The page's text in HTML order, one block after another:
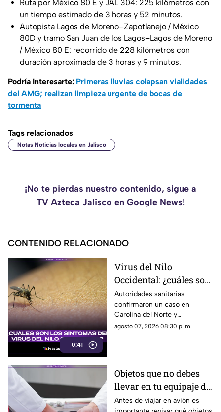
Ruta por México 80 E y JAL 304: 225 kilómetros con
un tiempo estimado de 3 horas y 52 minutos.
Autopista Lagos de Moreno–Zapotlanejo / México
80D y tramo San Juan de los Lagos–Lagos de Moreno
/ México 80 E: recorrido de 228 kilómetros con
duración aproximada de 3 horas y 9 minutos.
Podría Interesarte: Primeras lluvias colapsan vialidades
del AMG; realizan limpieza urgente de bocas de
tormenta
Tags relacionados
Notas Noticias locales en Jalisco
¡No te pierdas nuestro contenido, sigue a
TV Azteca Jalisco en Google News!
CONTENIDO RELACIONADO
0:41
Virus del Nilo
Occidental: ¿cuáles son
los síntomas tras una
picadura de mosquito?
Autoridades sanitarias
confirmaron un caso en
Carolina del Norte y
detectaron el virus en
agosto 07, 2026 08:30 p. m.
Objetos que no debes
llevar en tu equipaje de
mano y podrían
Antes de viajar en avión es